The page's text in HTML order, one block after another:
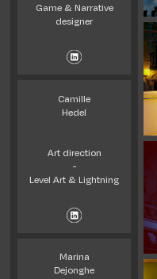
Game & Narrative
designer
Camille
Hedel
Art direction
-
Level Art & Lightning
Marina
Dejonghe